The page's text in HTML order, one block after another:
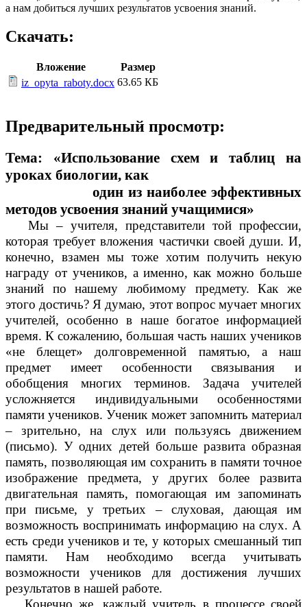
а нам добиться лучших результатов усвоения знаний.
Скачать:
Вложение
Размер
iz_opyta_raboty.docx 63.65 КБ
Предварительный просмотр:
Тема: «Использование схем и таблиц на
уроках биологии, как
один из наиболее эффективных
методов усвоения знаний учащимися»
Мы – учителя, представители той профессии,
которая требует вложения частички своей души. И,
конечно, взамен мы тоже хотим получить некую
награду от учеников, а именно, как можно больше
знаний по нашему любимому предмету. Как же
этого достичь? Я думаю, этот вопрос мучает многих
учителей, особенно в наше богатое информацией
время. К сожалению, большая часть наших учеников
«не блещет» долговременной памятью, а наш
предмет имеет особенности связывания и
обобщения многих терминов. Задача учителей
усложняется индивидуальными особенностями
памяти учеников. Ученик может запомнить материал
– зрительно, на слух или пользуясь движением
(письмо). У одних детей больше развита образная
память, позволяющая им сохранить в памяти точное
изображение предмета, у других более развита
двигательная память, помогающая им запоминать
при письме, у третьих – слуховая, дающая им
возможность воспринимать информацию на слух. А
есть среди учеников и те, у которых смешанный тип
памяти. Нам необходимо всегда учитывать
возможности учеников для достижения лучших
результатов в нашей работе.
Конечно же, каждый учитель в процессе своей